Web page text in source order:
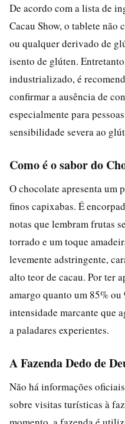
De acordo com a lista de
Cacau Show, o tablete não
ou qualquer derivado de
isento de glúten.
industrializado, é
confirmar a ausência de
especialmente para
sensibilidade severa ao
Como é o sabor do
O chocolate apresenta um
finos capixabas. É
notas que lembram frutas
torrado e um toque
levemente adstringente,
alto teor de cacau. Por ter
amargo quanto um 85% ou
intensidade marcante que
a paladares experientes.
A Fazenda Dedo de
Não há informações
sobre visitas turísticas à